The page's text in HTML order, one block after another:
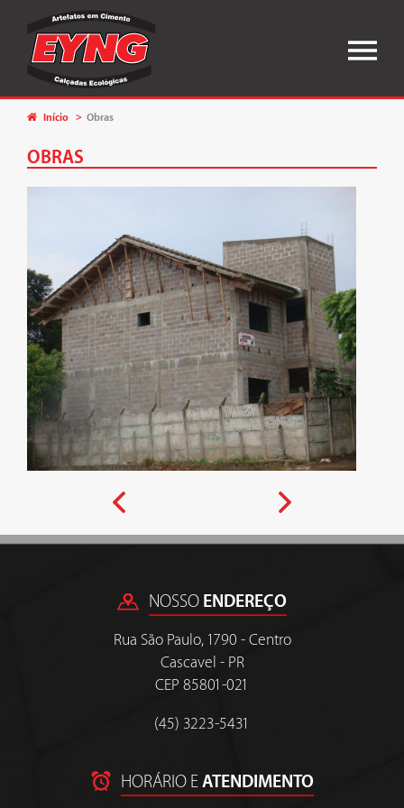
Início Obras
OBRAS
Previous Next
NOSSO ENDEREÇO
Rua São Paulo, 1790 - Centro
Cascavel - PR
CEP 85801-021
(45) 3223-5431
HORÁRIO EATENDIMENTO